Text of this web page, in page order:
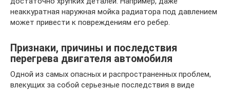
неаккуратная наружная мойка радиатора под давлением
может привести к повреждениям его ребер.
Признаки, причины и последствия
перегрева двигателя автомобиля
Одной из самых опасных и распространенных проблем,
влекущих за собой серьезные последствия в виде